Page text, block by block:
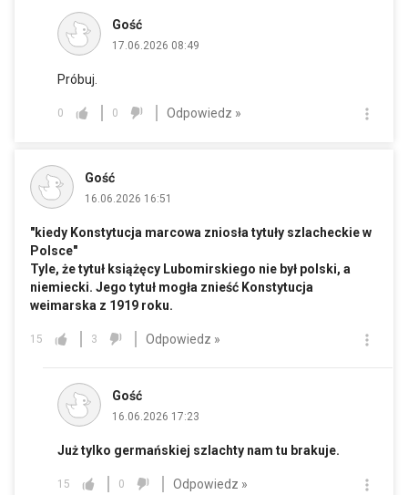
Gość
17.06.2026 08:49
Próbuj.
0 0 Odpowiedz »
Gość
16.06.2026 16:51
"kiedy Konstytucja marcowa zniosła tytuły szlacheckie w
Polsce"
Tyle, że tytuł książęcy Lubomirskiego nie był polski, a
niemiecki. Jego tytuł mogła znieść Konstytucja
weimarska z 1919 roku.
15 3 Odpowiedz »
Gość
16.06.2026 17:23
Już tylko germańskiej szlachty nam tu brakuje.
15 0 Odpowiedz »